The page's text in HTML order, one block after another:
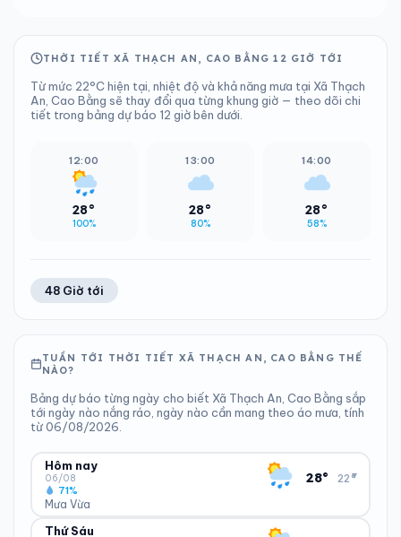
THỜI TIẾT XÃ THẠCH AN, CAO BẰNG 12 GIỜ TỚI
Từ mức 22°C hiện tại, nhiệt độ và khả năng mưa tại Xã Thạch
An, Cao Bằng sẽ thay đổi qua từng khung giờ — theo dõi chi
tiết trong bảng dự báo 12 giờ bên dưới.
12:00
28°
100%
13:00
28°
80%
14:00
28°
58%
48 Giờ tới
TUẦN TỚI THỜI TIẾT XÃ THẠCH AN, CAO BẰNG THẾ
NÀO?
Bảng dự báo từng ngày cho biết Xã Thạch An, Cao Bằng sắp
tới ngày nào nắng ráo, ngày nào cần mang theo áo mưa, tính
từ 06/08/2026.
Hôm nay
06/08
Mưa Vừa
71%
28° 22°
▾
ĐỘ ẨM
Thứ Sáu